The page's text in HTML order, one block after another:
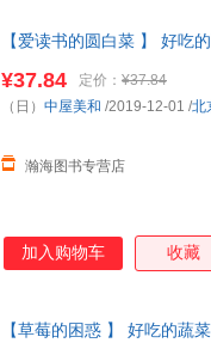
【爱读书的圆白菜 】 好吃
¥37.84 定价： ¥37.84
瀚海图书专营店
（日） 中屋美和 /2019-12-01 /北
加入购物车 收藏
【草莓的困惑 】 好吃的蔬